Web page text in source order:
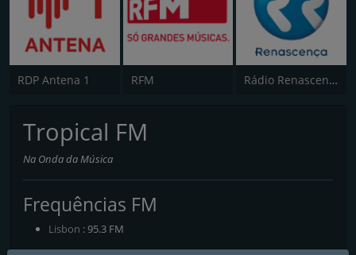
RDP Antena 1 RFM Rádio Renascença
Tropical FM
Na Onda da Música
Frequências FM
Lisbon : 95.3 FM